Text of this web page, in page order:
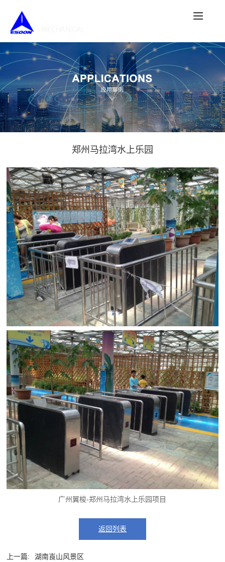
郑州马拉湾水上乐园
广州翼梭-郑州马拉湾水上乐园项目
返回列表
上一篇:
湖南崀山风景区